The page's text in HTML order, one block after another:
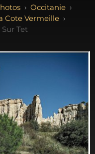
Occitanie
Cote Vermeille
Tet